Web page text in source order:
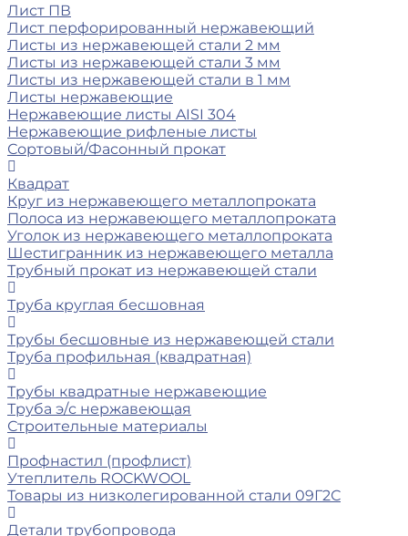
Лист ПВ
Лист перфорированный нержавеющий
Листы из нержавеющей стали 2 мм
Листы из нержавеющей стали 3 мм
Листы из нержавеющей стали в 1 мм
Листы нержавеющие
Нержавеющие листы AISI 304
Нержавеющие рифленые листы
Сортовый/Фасонный прокат
Квадрат
Круг из нержавеющего металлопроката
Полоса из нержавеющего металлопроката
Уголок из нержавеющего металлопроката
Шестигранник из нержавеющего металла
Трубный прокат из нержавеющей стали
Труба круглая бесшовная
Трубы бесшовные из нержавеющей стали
Труба профильная (квадратная)
Трубы квадратные нержавеющие
Труба э/с нержавеющая
Строительные материалы
Профнастил (профлист)
Утеплитель ROCKWOOL
Товары из низколегированной стали 09Г2С
Детали трубопровода